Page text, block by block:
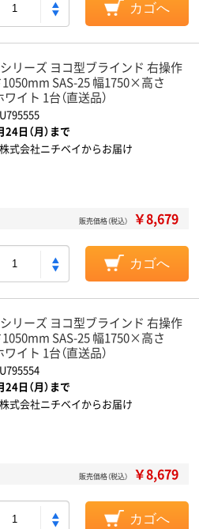
カゴへ
リーズ ヨコ型ブラインド 右操作
SAS-25 幅1750×高さ
イト 1台（直送品）
24日（月）まで
株式会社ニチベイからお届け
販売価格（税込） ￥8,679
カゴへ
リーズ ヨコ型ブラインド 右操作
SAS-25 幅1750×高さ
イト 1台（直送品）
24日（月）まで
株式会社ニチベイからお届け
販売価格（税込） ￥8,679
カゴへ